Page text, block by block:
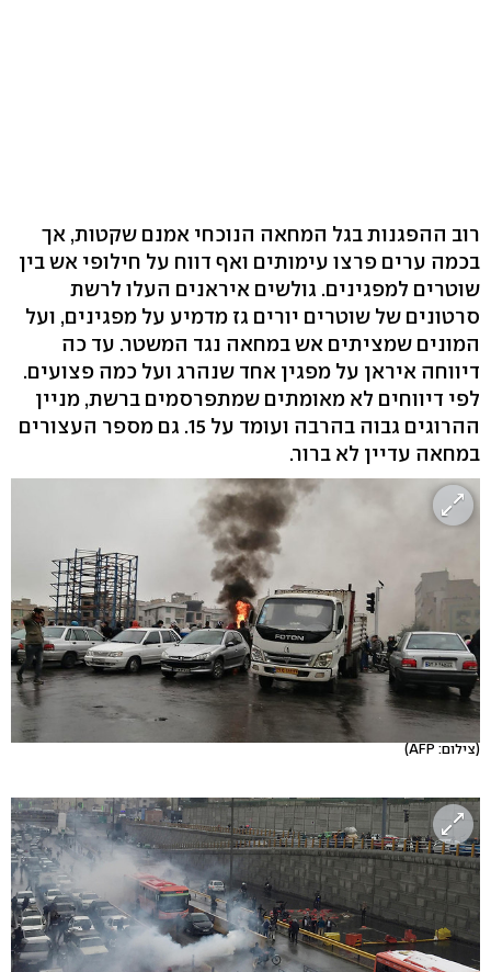
רוב ההפגנות בגל המחאה הנוכחי אמנם שקטות, אך
בכמה ערים פרצו עימותים ואף דווח על חילופי אש בין
שוטרים למפגינים. גולשים איראנים העלו לרשת
סרטונים של שוטרים יורים גז מדמיע על מפגינים, ועל
המונים שמציתים אש במחאה נגד המשטר. עד כה
דיווחה איראן על מפגין אחד שנהרג ועל כמה פצועים.
לפי דיווחים לא מאומתים שמתפרסמים ברשת, מניין
ההרוגים גבוה בהרבה ועומד על 15. גם מספר העצורים
במחאה עדיין לא ברור.
(צילום: AFP)